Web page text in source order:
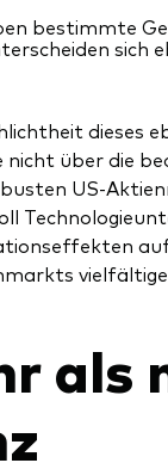
bestimmte
sich
dieses
über die
US-
als